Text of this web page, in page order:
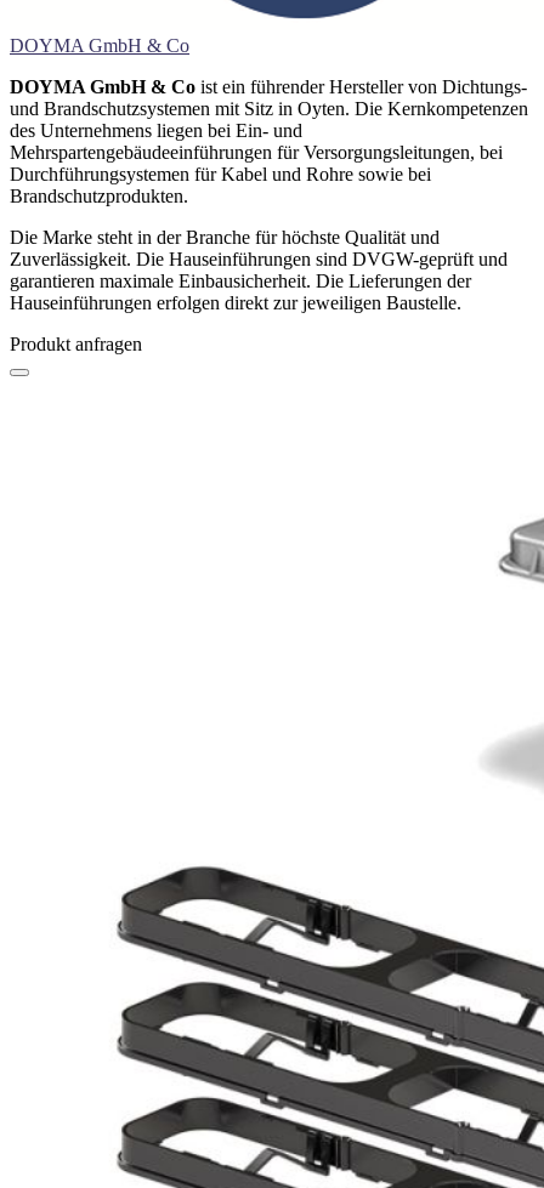
DOYMA GmbH & Co
DOYMA GmbH & Co ist ein führender Hersteller von Dichtungs-
und Brandschutzsystemen mit Sitz in Oyten. Die Kernkompetenzen
des Unternehmens liegen bei Ein- und
Mehrspartengebäudeeinführungen für Versorgungsleitungen, bei
Durchführungsystemen für Kabel und Rohre sowie bei
Brandschutzprodukten.
Die Marke steht in der Branche für höchste Qualität und
Zuverlässigkeit. Die Hauseinführungen sind DVGW-geprüft und
garantieren maximale Einbausicherheit. Die Lieferungen der
Hauseinführungen erfolgen direkt zur jeweiligen Baustelle.
Produkt anfragen